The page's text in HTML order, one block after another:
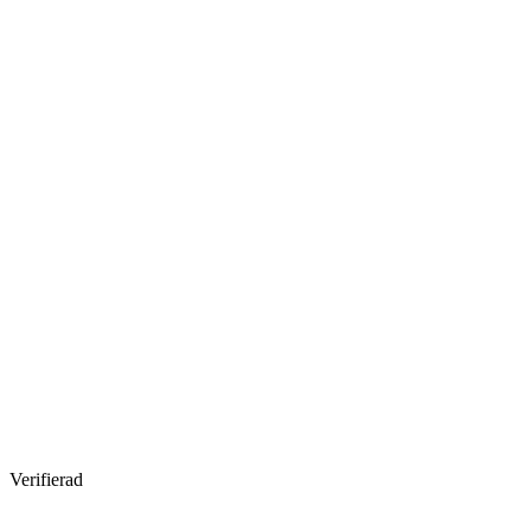
Verifierad